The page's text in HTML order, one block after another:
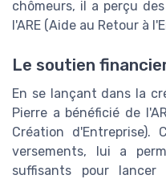
chômeurs, il a perçu
l'ARE (Aide au Retour à
Le soutien
En se lançant dans la
Pierre a bénéficié de
Création d'Entreprise).
versements, lui a
suffisants pour